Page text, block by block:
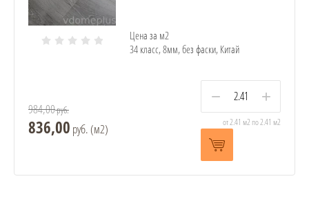
Цена за м2
34 класс, 8мм, без фаски, Китай
984,00руб.
836,00 руб. (м2)
− +
от 2.41 м2 по 2.41 м2